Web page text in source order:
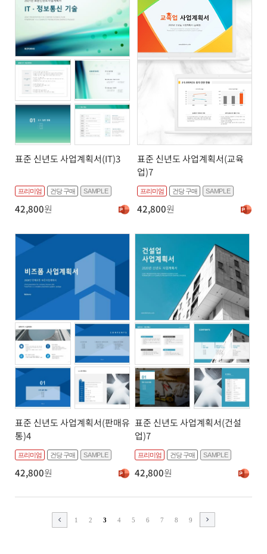
표준 신년도 사업계획서(IT)3
프리미엄 건당 구매 SAMPLE
42,800원
표준 신년도 사업계획서(교육
업)7
프리미엄 건당 구매 SAMPLE
42,800원
표준 신년도 사업계획서(판매유
통)4
프리미엄 건당 구매 SAMPLE
42,800원
표준 신년도 사업계획서(건설
업)7
프리미엄 건당 구매 SAMPLE
42,800원
1 2 3 4 5 6 7 8 9